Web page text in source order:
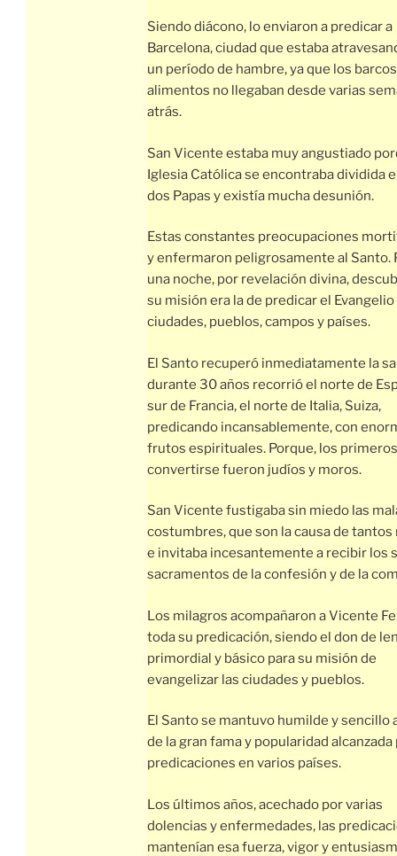
Siendo diácono, lo enviaron a predicar a
Barcelona, ciudad que estaba
un período de hambre, ya que los
alimentos no llegaban desde varias
atrás.
San Vicente estaba muy angustiado
Iglesia Católica se encontraba dividida
dos Papas y existía mucha desunión.
Estas constantes preocupaciones
y enfermaron peligrosamente al Santo.
una noche, por revelación divina,
su misión era la de predicar el
ciudades, pueblos, campos y países.
El Santo recuperó inmediatamente la
durante 30 años recorrió el norte de
sur de Francia, el norte de Italia, Suiza,
predicando incansablemente, con
frutos espirituales. Porque, los
convertirse fueron judíos y moros.
San Vicente fustigaba sin miedo las
costumbres, que son la causa de tantos
e invitaba incesantemente a recibir los
sacramentos de la confesión y de la
Los milagros acompañaron a Vicente
toda su predicación, siendo el don de
primordial y básico para su misión de
evangelizar las ciudades y pueblos.
El Santo se mantuvo humilde y sencillo
de la gran fama y popularidad alcanzada
predicaciones en varios países.
Los últimos años, acechado por varias
dolencias y enfermedades, las
mantenían esa fuerza, vigor y